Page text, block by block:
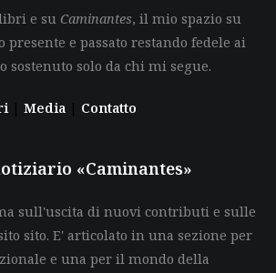
e su Caminantes, il mio spazio su
presente e passato restando fedele ai
sostenuto solo da chi mi segue.
| Media | Contatto
«Caminantes»
sull'uscita di nuovi contributi e sulle
sito. E' articolato in una sezione per
e una per il mondo della